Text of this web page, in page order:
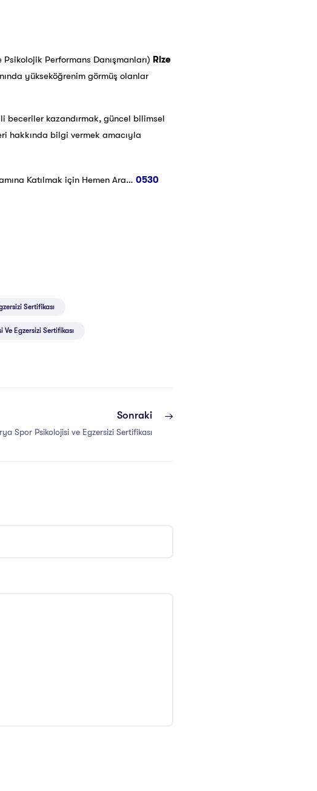
Performans Danışmanları) Rize
yükseköğrenim görmüş olanlar
beceriler kazandırmak, güncel bilimsel
hakkında bilgi vermek amacıyla
Katılmak için Hemen Ara… 0530
Sertifikası
Egzersizi Sertifikası
Sonraki
Spor Psikolojisi ve Egzersizi Sertifikası